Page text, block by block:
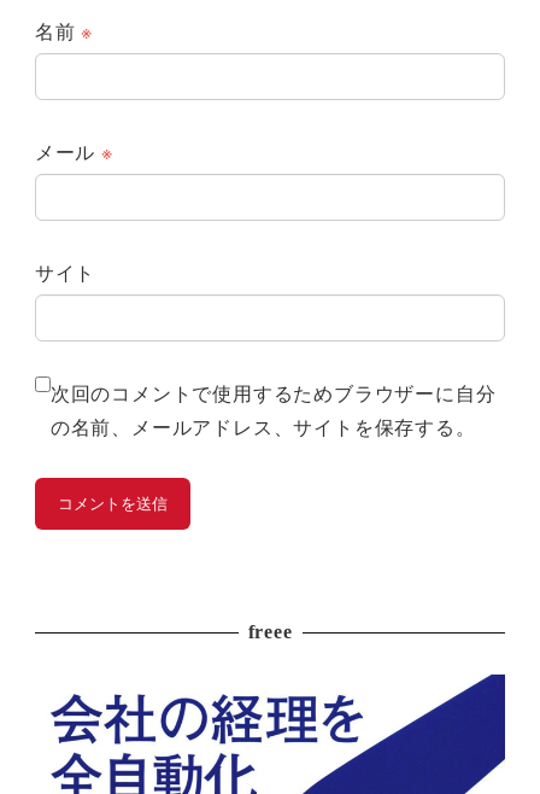
名前※
メール ※
サイト
次回のコメントで使用するためブラウザーに自分
の名前、メールアドレス、サイトを保存する。
freee